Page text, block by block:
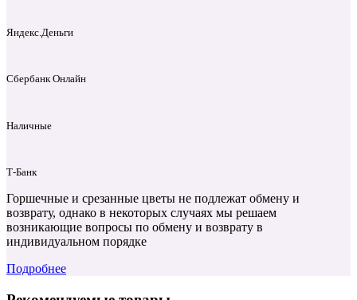
Яндекс.Деньги
Сбербанк Онлайн
Наличные
Т‑Банк
Горшечные и срезанные цветы не подлежат обмену и
возврату, однако в некоторых случаях мы решаем
возникающие вопросы по обмену и возврату в
индивидуальном порядке
Подробнее